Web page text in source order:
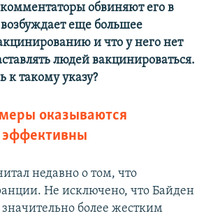
обвиняют его в
еще большее
и что у него нет
людей вакцинироваться.
к такому указу?
оказываются
недавно о том, что
Не исключено, что Байден
более жестким